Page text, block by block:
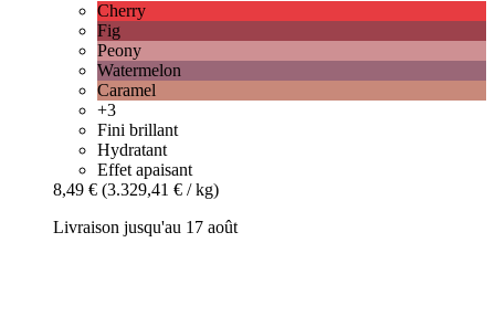
Cherry
Fig
Peony
Watermelon
Caramel
+3
Fini brillant
Hydratant
Effet apaisant
8,49 € (3.329,41 € / kg)
Livraison jusqu'au 17 août